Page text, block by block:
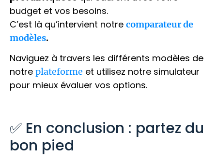
budget et vos besoins.
C’est là qu’intervient notre comparateur de
modèles.
Naviguez à travers les différents modèles de
notre plateforme et utilisez notre simulateur
pour mieux évaluer vos options.
✅ En conclusion : partez du
bon pied